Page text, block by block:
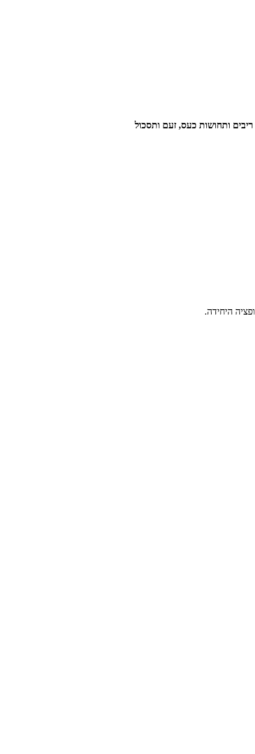
ותחושות כעס, זעם ותסכול
היחידה.